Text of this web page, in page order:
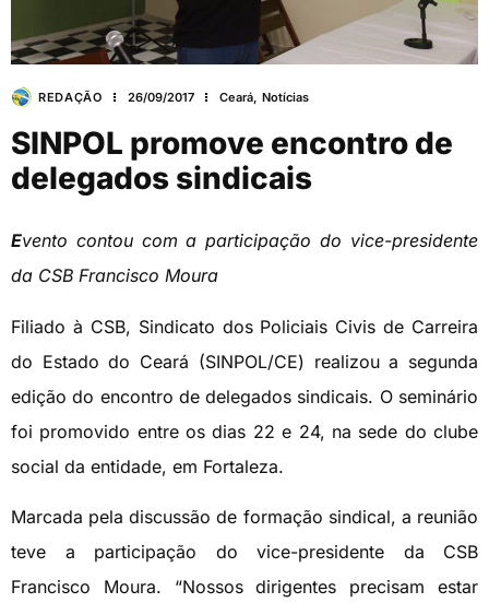
REDAÇÃO 26/09/2017 Ceará, Notícias
SINPOL promove encontro de
delegados sindicais
Evento contou com a participação do vice-presidente
da CSB Francisco Moura
Filiado à CSB, Sindicato dos Policiais Civis de Carreira
do Estado do Ceará (SINPOL/CE) realizou a segunda
edição do encontro de delegados sindicais. O seminário
foi promovido entre os dias 22 e 24, na sede do clube
social da entidade, em Fortaleza.
Marcada pela discussão de formação sindical, a reunião
teve a participação do vice-presidente da CSB
Francisco Moura. “Nossos dirigentes precisam estar